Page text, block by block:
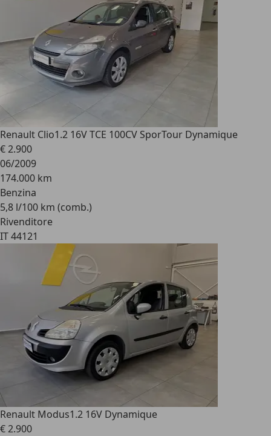
Renault Clio1.2 16V TCE 100CV SporTour Dynamique
€ 2.900
06/2009
174.000 km
Benzina
5,8 l/100 km (comb.)
Rivenditore
IT 44121
Renault Modus1.2 16V Dynamique
€ 2.900